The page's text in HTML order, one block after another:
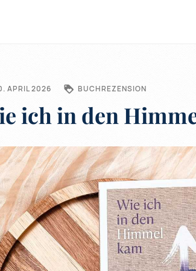
APRIL 2026 BUCHREZENSION
ich in den